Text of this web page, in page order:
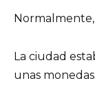
La ciudad
unas monedas.